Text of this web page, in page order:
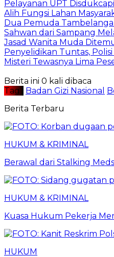
Pelayanan UPT
Alih Fungsi Lahan
Dua Pemuda
Sahwan dari Sampang
Jasad Wanita Muda
Penyelidikan Tuntas,
Misteri Tewasnya Lima
Berita ini 0 kali dibaca
Tag :
Badan Gizi Nasional
Berita Terbaru
HUKUM & KRIMINAL
Berawal dari Stalking
HUKUM & KRIMINAL
Kuasa Hukum Pekerja
HUKUM